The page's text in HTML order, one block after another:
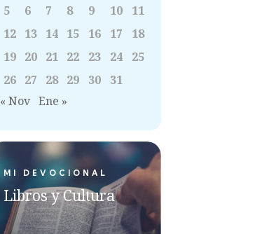
5
6 7 8 9 10
11
12 13 14 15 16 17
18
19 20 21 22 23 24
25
26 27 28 29 30
31
« Nov Ene »
MI DEVOCIONAL
Libros y Cultura